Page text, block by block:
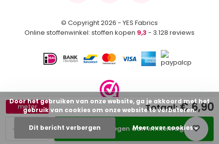
+
-
meter
Toevoegen aan winkelwagen
Totaal:€ 6,90
© Copyright 2026 - YES Fabrics
Online stoffenwinkel: stoffen kopen 9,3 - 3.128 reviews
Door het gebruiken van onze website, ga je akkoord met het
gebruik van cookies om onze website te verbeteren.
Dit bericht verbergen Meer over cookies »